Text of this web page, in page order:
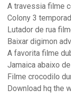
A travessia filme
Colony 3
Lutador de rua
Baixar digimon
A favorita filme
Jamaica abaixo
Filme crocodilo
Download hq the